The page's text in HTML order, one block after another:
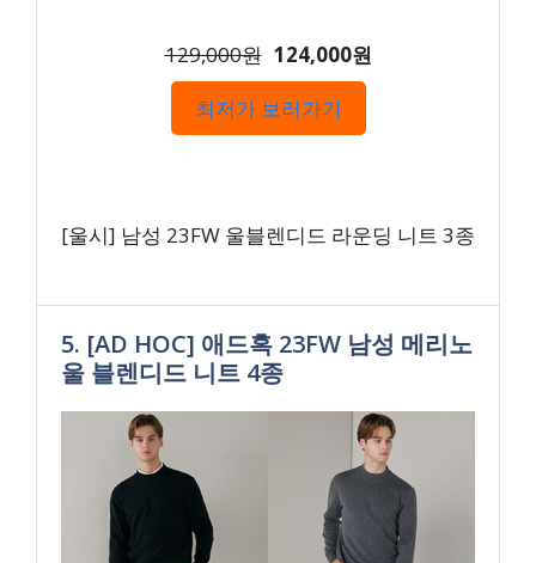
129,000원 124,000원
최저가 보러가기
[울시] 남성 23FW 울블렌디드 라운딩 니트 3종
5. [AD HOC] 애드혹 23FW 남성 메리노
울 블렌디드 니트 4종